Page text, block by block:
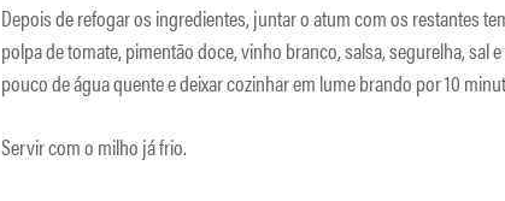
Depois de refogar os ingredientes, juntar o atum com os restantes
polpa de tomate, pimentão doce, vinho branco, salsa, segurelha, sal
pouco de água quente e deixar cozinhar em lume brando por 10
Servir com o milho já frio.